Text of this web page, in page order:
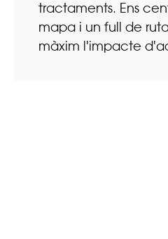
tractaments. Ens
mapa i un full de
màxim l'impacte